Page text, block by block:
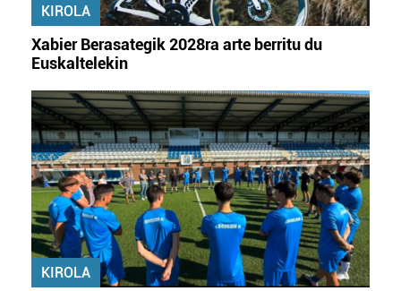
irakurri
KIROLA
Xabier Berasategik 2028ra arte berritu du
Euskaltelekin
KIROLA